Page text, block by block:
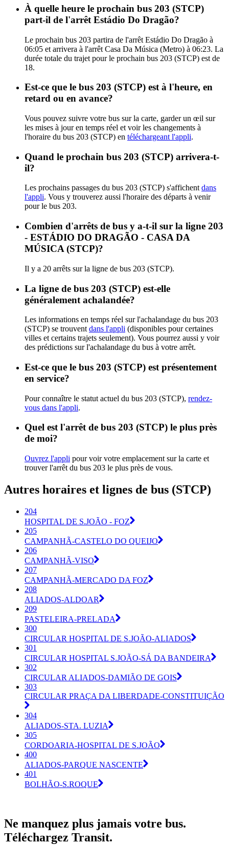
À quelle heure le prochain bus 203 (STCP)
part-il de l'arrêt Estádio Do Dragão?
Le prochain bus 203 partira de l'arrêt Estádio Do Dragão à
06:05 et arrivera à l'arrêt Casa Da Música (Metro) à 06:23. La
durée totale du trajet pour le prochain bus 203 (STCP) est de
18.
Est-ce que le bus 203 (STCP) est à l'heure, en
retard ou en avance?
Vous pouvez suivre votre bus sur la carte, garder un œil sur
les mises à jour en temps réel et voir les changements à
l'horaire du bus 203 (STCP) en téléchargeant l'appli.
Quand le prochain bus 203 (STCP) arrivera-t-
il?
Les prochains passages du bus 203 (STCP) s'affichent dans
l'appli. Vous y trouverez aussi l'horaire des départs à venir
pour le bus 203.
Combien d'arrêts de bus y a-t-il sur la ligne 203
- ESTÁDIO DO DRAGÃO - CASA DA
MÚSICA (STCP)?
Il y a 20 arrêts sur la ligne de bus 203 (STCP).
La ligne de bus 203 (STCP) est-elle
généralement achalandée?
Les informations en temps réel sur l'achalandage du bus 203
(STCP) se trouvent dans l'appli (disponibles pour certaines
villes et certains trajets seulement). Vous pourrez aussi y voir
des prédictions sur l'achalandage du bus à votre arrêt.
Est-ce que le bus 203 (STCP) est présentement
en service?
Pour connaître le statut actuel du bus 203 (STCP), rendez-
vous dans l'appli.
Quel est l'arrêt de bus 203 (STCP) le plus près
de moi?
Ouvrez l'appli pour voir votre emplacement sur la carte et
trouver l'arrêt du bus 203 le plus près de vous.
Autres horaires et lignes de bus (STCP)
204
HOSPITAL DE S.JOÃO - FOZ
205
CAMPANHÃ-CASTELO DO QUEIJO
206
CAMPANHÃ-VISO
207
CAMPANHÃ-MERCADO DA FOZ
208
ALIADOS-ALDOAR
209
PASTELEIRA-PRELADA
300
CIRCULAR HOSPITAL DE S.JOÃO-ALIADOS
301
CIRCULAR HOSPITAL S.JOÃO-SÁ DA BANDEIRA
302
CIRCULAR ALIADOS-DAMIÃO DE GOIS
303
CIRCULAR PRAÇA DA LIBERDADE-CONSTITUIÇÃO
304
ALIADOS-STA. LUZIA
305
CORDOARIA-HOSPITAL DE S.JOÃO
400
ALIADOS-PARQUE NASCENTE
401
BOLHÃO-S.ROQUE
Ne manquez plus jamais votre bus.
Téléchargez Transit.